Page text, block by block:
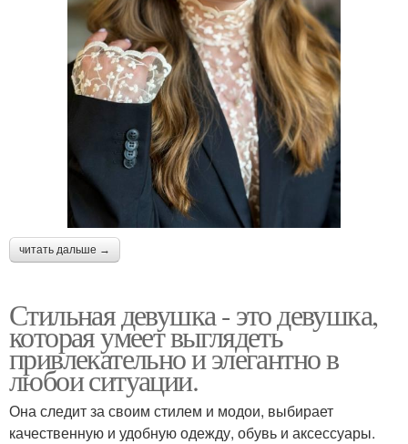
читать дальше →
Стильная девушка - это девушка,
которая умеет выглядеть
привлекательно и элегантно в
любои ситуации.
Она следит за своим стилем и модои, выбирает
качественную и удобную одежду, обувь и аксессуары.